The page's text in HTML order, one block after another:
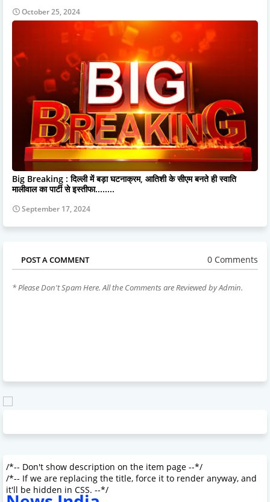
October 25, 2024
Big Breaking : दिल्ली में बड़ा घटनाक्रम, आतिशी के सीएम बनते ही स्वाति
मालीवाल का पार्टी से इस्तीफा........
September 17, 2024
POST A COMMENT 0 Comments
* Please Don't Spam Here. All the Comments are Reviewed by Admin.
/*-- Don't show description on the item page --*/
/*-- If we are replacing the title, force it to render anyway, and
it'll be hidden in CSS. --*/